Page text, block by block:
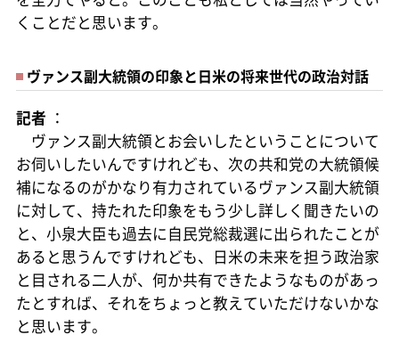
くことだと思います。
ヴァンス副大統領の印象と日米の将来世代の政治対話
記者 ：
ヴァンス副大統領とお会いしたということについて
お伺いしたいんですけれども、次の共和党の大統領候
補になるのがかなり有力されているヴァンス副大統領
に対して、持たれた印象をもう少し詳しく聞きたいの
と、小泉大臣も過去に自民党総裁選に出られたことが
あると思うんですけれども、日米の未来を担う政治家
と目される二人が、何か共有できたようなものがあっ
たとすれば、それをちょっと教えていただけないかな
と思います。